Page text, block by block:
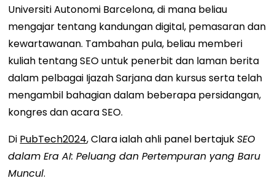
Universiti Autonomi Barcelona, ​​di mana beliau
mengajar tentang kandungan digital, pemasaran dan
kewartawanan. Tambahan pula, beliau memberi
kuliah tentang SEO untuk penerbit dan laman berita
dalam pelbagai Ijazah Sarjana dan kursus serta telah
mengambil bahagian dalam beberapa persidangan,
kongres dan acara SEO.
Di PubTech2024, Clara ialah ahli panel bertajukSEO
dalam Era AI: Peluang dan Pertempuran yang Baru
Muncul.